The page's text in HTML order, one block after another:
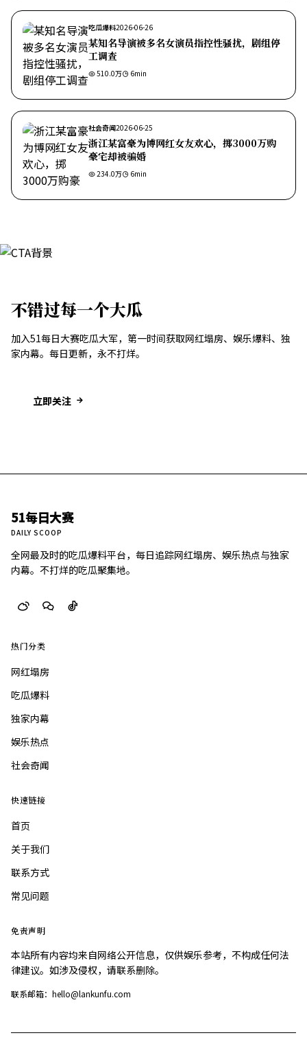
吃瓜爆料2026-06-26
某知名导演被多名女演员指控性骚扰，剧组停
工调查
510.0万 6min
社会奇闻2026-06-25
浙江某富豪为博网红女友欢心，掷3000万购
豪宅却被骗婚
234.0万 6min
不错过每一个大瓜
加入51每日大赛吃瓜大军，第一时间获取网红塌房、娱乐爆料、独
家内幕。每日更新，永不打烊。
立即关注
51每日大赛
DAILY SCOOP
全网最及时的吃瓜爆料平台，每日追踪网红塌房、娱乐热点与独家
内幕。不打烊的吃瓜聚集地。
热门分类
网红塌房
吃瓜爆料
独家内幕
娱乐热点
社会奇闻
快速链接
首页
关于我们
联系方式
常见问题
免责声明
本站所有内容均来自网络公开信息，仅供娱乐参考，不构成任何法
律建议。如涉及侵权，请联系删除。
联系邮箱：hello@lankunfu.com